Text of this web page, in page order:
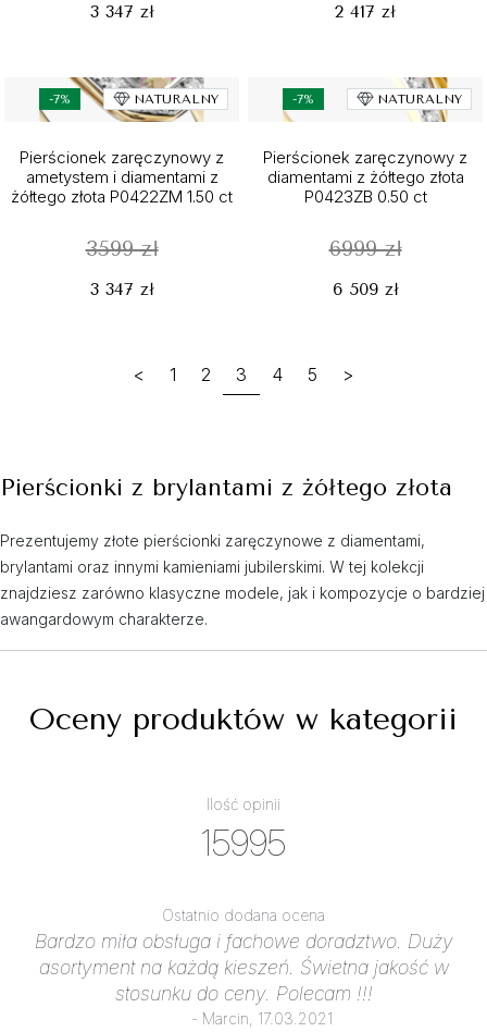
3 347 zł 2 417 zł
-7% NATURALNY
Pierścionek zaręczynowy z
ametystem i diamentami z
żółtego złota P0422ZM 1.50 ct
3599 zł
3 347 zł
-7% NATURALNY
Pierścionek zaręczynowy z
diamentami z żółtego złota
P0423ZB 0.50 ct
6999 zł
6 509 zł
< 1 2 3 4 5 >
Pierścionki z brylantami z żółtego złota
Prezentujemy złote pierścionki zaręczynowe z diamentami,
brylantami oraz innymi kamieniami jubilerskimi. W tej kolekcji
znajdziesz zarówno klasyczne modele, jak i kompozycje o bardziej
awangardowym charakterze.
Oceny produktów w kategorii
Ilość opinii
15995
Ostatnio dodana ocena
Bardzo miła obsługa i fachowe doradztwo. Duży
asortyment na każdą kieszeń. Świetna jakość w
stosunku do ceny. Polecam !!!
- Marcin, 17.03.2021